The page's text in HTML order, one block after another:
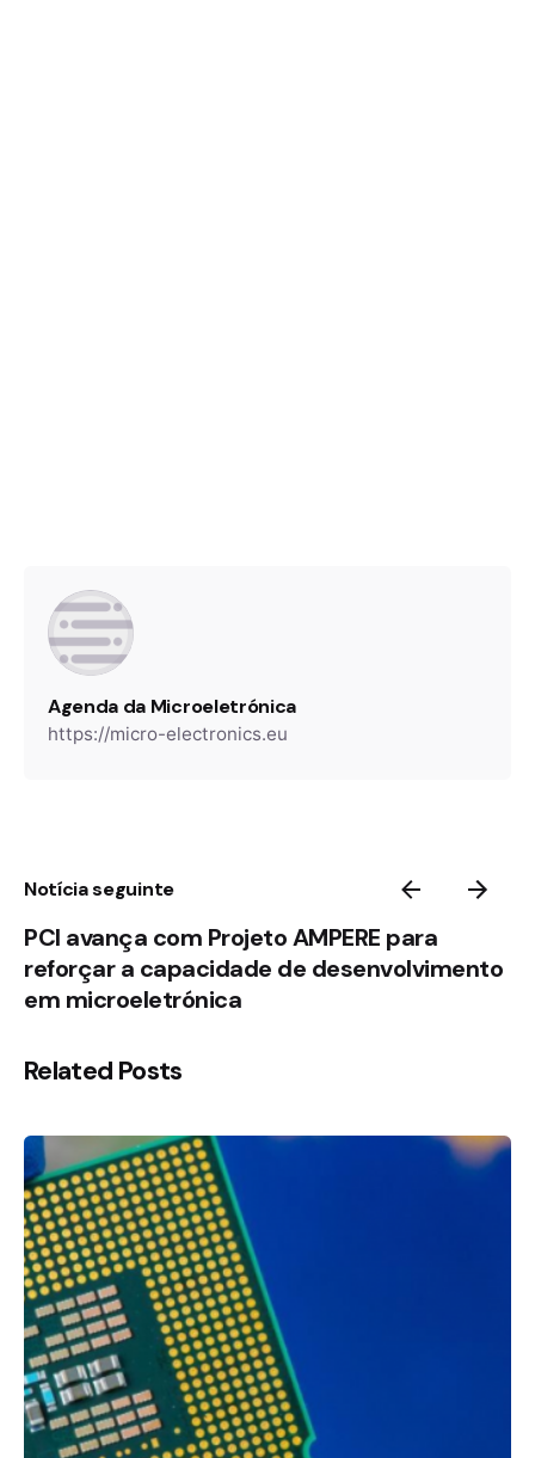
Agenda da Microeletrónica
https://micro-electronics.eu
Notícia seguinte
PCI avança com Projeto AMPERE para
reforçar a capacidade de desenvolvimento
em microeletrónica
Related Posts